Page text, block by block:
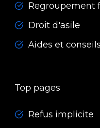
Regroupement
Droit d'asile
Aides et conseils
Top pages
Refus implicite